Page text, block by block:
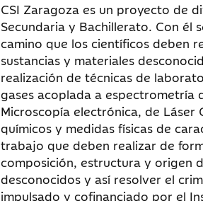
CSI Zaragoza es un proyecto de
Secundaria y Bachillerato. Con él
camino que los científicos deben
sustancias y materiales
realización de técnicas de
gases acoplada a espectrometría
Microscopía electrónica, de
químicos y medidas físicas de
trabajo que deben realizar de
composición, estructura y origen
desconocidos y así resolver el
impulsado y cofinanciado por el